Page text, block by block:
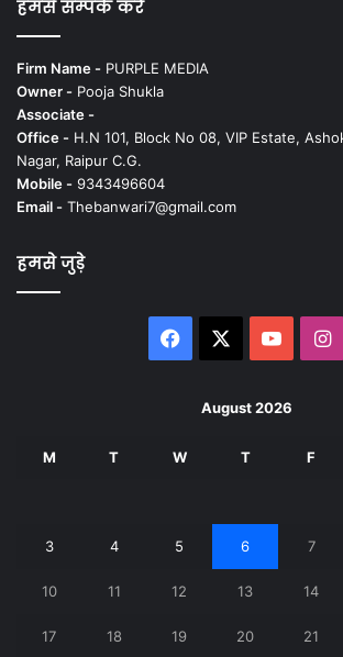
हमसे सम्पर्क करें
Firm Name - PURPLE MEDIA
Owner - Pooja Shukla
Associate -
Office - H.N 101, Block No 08, VIP Estate,
Nagar, Raipur C.G.
Mobile - 9343496604
Email - Thebanwari7@gmail.com
हमसे जुड़े
Facebook
August 2026
M T W T F
3 4 5 6 7
10 11 12 13 14
17 18 19 20 21